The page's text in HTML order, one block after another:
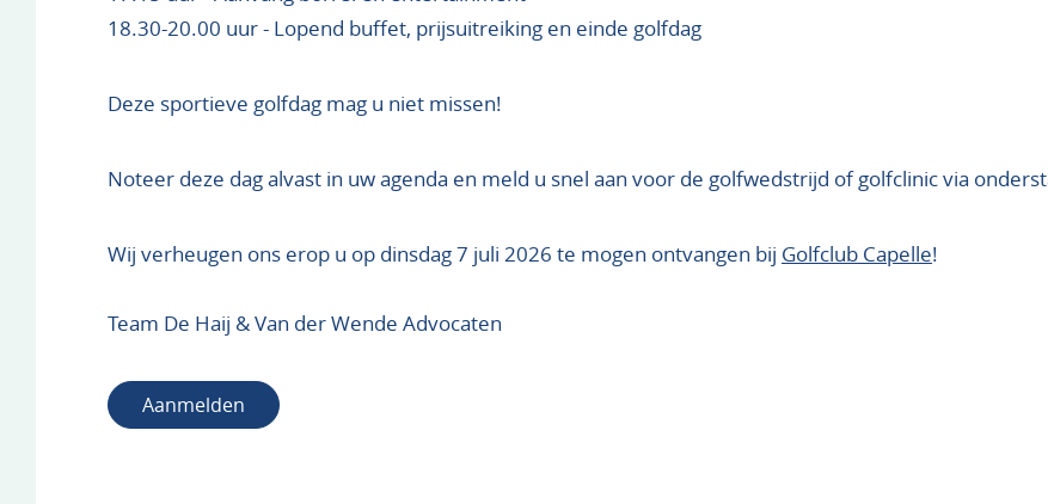
18.30-20.00 uur - Lopend buffet, prijsuitreiking en einde golfdag
Deze sportieve golfdag mag u niet missen!
Noteer deze dag alvast in uw agenda en meld u snel aan voor de golfwedstrijd of golfclinic via
Wij verheugen ons erop u op dinsdag 7 juli 2026 te mogen ontvangen bij Golfclub Capelle!
Team De Haij & Van der Wende Advocaten
Aanmelden